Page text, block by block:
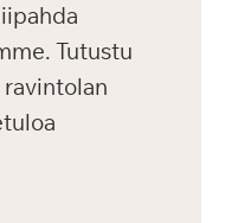
Tutustu
ravintolan